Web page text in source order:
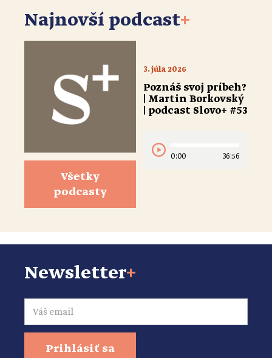
Najnovší podcast+
Všetky
podcasty
3. júla 2026
Poznáš svoj príbeh?
| Martin Borkovský
| podcast Slovo+ #53
0:00 36:56
Newsletter+
Email
Prihlásiť sa